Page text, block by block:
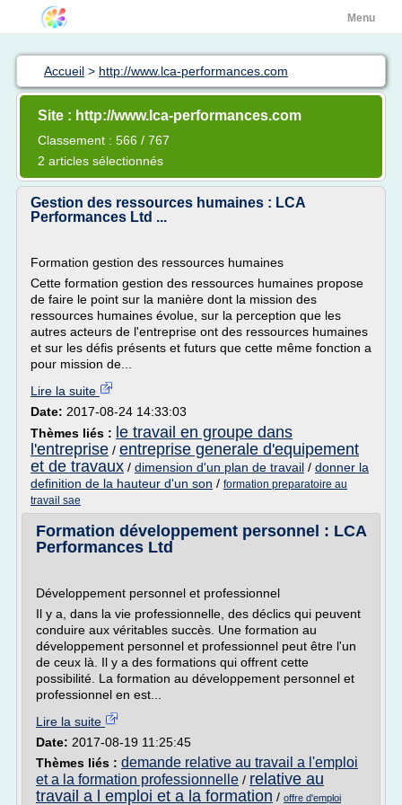
Menu
Accueil > http://www.lca-performances.com
Site : http://www.lca-performances.com
Classement : 566 / 767
2 articles sélectionnés
Gestion des ressources humaines : LCA
Performances Ltd ...
Formation gestion des ressources humaines
Cette formation gestion des ressources humaines propose
de faire le point sur la manière dont la mission des
ressources humaines évolue, sur la perception que les
autres acteurs de l'entreprise ont des ressources humaines
et sur les défis présents et futurs que cette même fonction a
pour mission de...
Lire la suite
Date: 2017-08-24 14:33:03
Thèmes liés : le travail en groupe dans
l'entreprise / entreprise generale d'equipement
et de travaux / dimension d'un plan de travail / donner la
definition de la hauteur d'un son / formation preparatoire au
travail sae
Formation développement personnel : LCA
Performances Ltd
Développement personnel et professionnel
Il y a, dans la vie professionnelle, des déclics qui peuvent
conduire aux véritables succès. Une formation au
développement personnel et professionnel peut être l'un
de ceux là. Il y a des formations qui offrent cette
possibilité. La formation au développement personnel et
professionnel en est...
Lire la suite
Date: 2017-08-19 11:25:45
Thèmes liés : demande relative au travail a l'emploi
et a la formation professionnelle / relative au
travail a l emploi et a la formation / offre d'emploi